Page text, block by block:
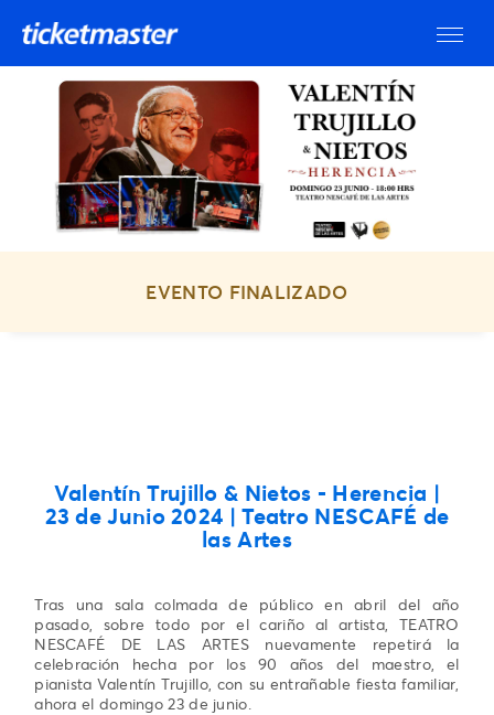
EVENTO FINALIZADO
Valentín Trujillo & Nietos - Herencia |
23 de Junio 2024 | Teatro NESCAFÉ de
las Artes
Tras una sala colmada de público en abril del año
pasado, sobre todo por el cariño al artista, TEATRO
NESCAFÉ DE LAS ARTES nuevamente repetirá la
celebración hecha por los 90 años del maestro, el
pianista Valentín Trujillo, con su entrañable fiesta familiar,
ahora el domingo 23 de junio.